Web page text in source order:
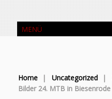
Home | Uncategorized |
Bilder 24. MTB in Biesenrode